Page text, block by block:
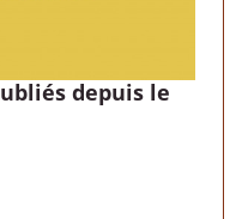
depuis le